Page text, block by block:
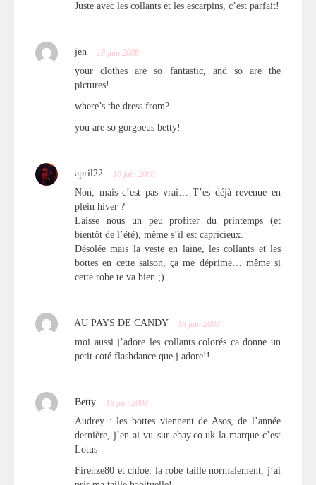
Juste avec les collants et les escarpins, c’est parfait!
jen 18 juin 2008
your clothes are so fantastic, and so are the
pictures!
where’s the dress from?
you are so gorgoeus betty!
april22 18 juin 2008
Non, mais c’est pas vrai… T’es déjà revenue en
plein hiver ?
Laisse nous un peu profiter du printemps (et
bientôt de l’été), même s’il est capricieux.
Désolée mais la veste en laine, les collants et les
bottes en cette saison, ça me déprime… même si
cette robe te va bien ;)
AU PAYS DE CANDY 18 juin 2008
moi aussi j’adore les collants colorés ca donne un
petit coté flashdance que j adore!!
Betty 18 juin 2008
Audrey : les bottes viennent de Asos, de l’année
dernière, j’en ai vu sur ebay.co.uk la marque c’est
Lotus
Firenze80 et chloé: la robe taille normalement, j’ai